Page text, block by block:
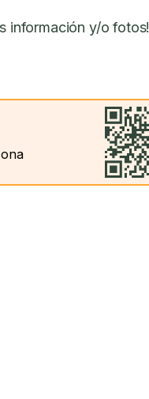
información y/o fotos!